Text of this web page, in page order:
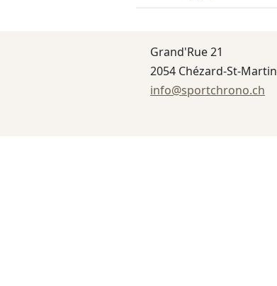
Grand'Rue 21
2054 Chézard-St-Martin
info@sportchrono.ch